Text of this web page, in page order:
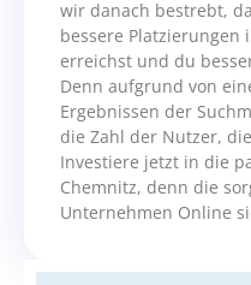
wir danach bestrebt,
bessere Platzierungen
erreichst und du
Denn aufgrund von
Ergebnissen der
die Zahl der Nutzer,
Investiere jetzt in die
Chemnitz, denn die
Unternehmen Online